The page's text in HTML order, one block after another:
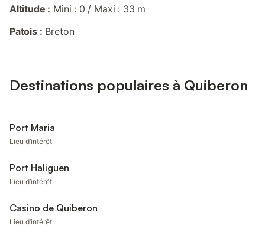
Altitude : Mini : 0 / Maxi : 33 m
Patois : Breton
Destinations populaires à Quiberon
Port Maria
Lieu d’intérêt
Port Haliguen
Lieu d’intérêt
Casino de Quiberon
Lieu d’intérêt